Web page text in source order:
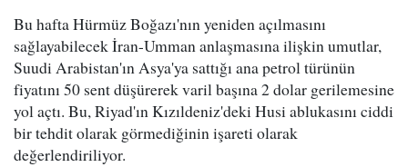
Bu hafta Hürmüz Boğazı'nın yeniden açılmasını
sağlayabilecek İran-Umman anlaşmasına ilişkin umutlar,
Suudi Arabistan'ın Asya'ya sattığı ana petrol türünün
fiyatını 50 sent düşürerek varil başına 2 dolar gerilemesine
yol açtı. Bu, Riyad'ın Kızıldeniz'deki Husi ablukasını ciddi
bir tehdit olarak görmediğinin işareti olarak
değerlendiriliyor.